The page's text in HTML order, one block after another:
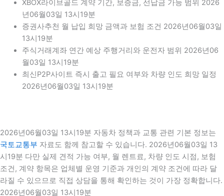
XBOX라이브골드 계약 기간, 보증금, 선납금 가능 범위 2026
년06월03일 13시19분
증권사추천 월 납입 희망 금액과 보험 조건 2026년06월03일
13시19분
주식거래계좌 연간 예상 주행거리와 운전자 범위 2026년06
월03일 13시19분
최신P2P사이트 즉시 출고 필요 여부와 차량 인도 희망 일정
2026년06월03일 13시19분
2026년06월03일 13시19분 자동차 정책과 교통 관련 기본 정보는
국토교통부 자료도 함께 참고할 수 있습니다. 2026년06월03일 13
시19분 다만 실제 견적 가능 여부, 월 렌트료, 차량 인도 시점, 보험
조건, 계약 항목은 업체별 운영 기준과 개인의 계약 조건에 따라 달
라질 수 있으므로 직접 상담을 통해 확인하는 것이 가장 정확합니다.
2026년06월03일 13시19분